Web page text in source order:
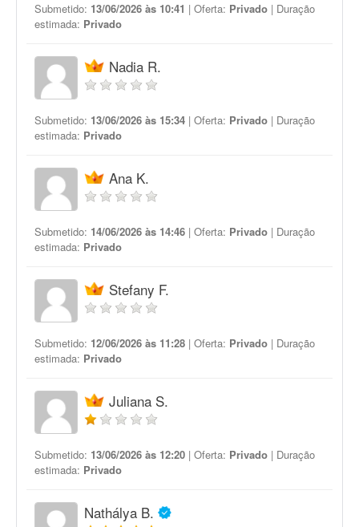
Submetido: 13/06/2026 às 10:41 | Oferta: Privado | Duração
estimada: Privado
Nadia R.
Submetido: 13/06/2026 às 15:34 | Oferta: Privado | Duração
estimada: Privado
Ana K.
Submetido: 14/06/2026 às 14:46 | Oferta: Privado | Duração
estimada: Privado
Stefany F.
Submetido: 12/06/2026 às 11:28 | Oferta: Privado | Duração
estimada: Privado
Juliana S.
Submetido: 13/06/2026 às 12:20 | Oferta: Privado | Duração
estimada: Privado
Nathálya B.